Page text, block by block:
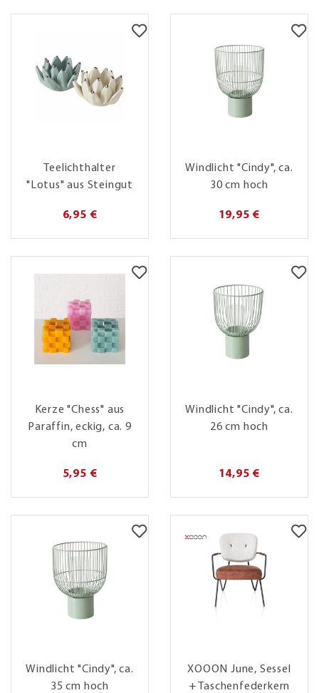
Teelichthalter
"Lotus" aus Steingut
6,95 €
Windlicht "Cindy", ca.
30 cm hoch
19,95 €
Kerze "Chess" aus
Paraffin, eckig, ca. 9
cm
5,95 €
Windlicht "Cindy", ca.
26 cm hoch
14,95 €
Windlicht "Cindy", ca.
35 cm hoch
XOOON June, Sessel
+ Taschenfederkern